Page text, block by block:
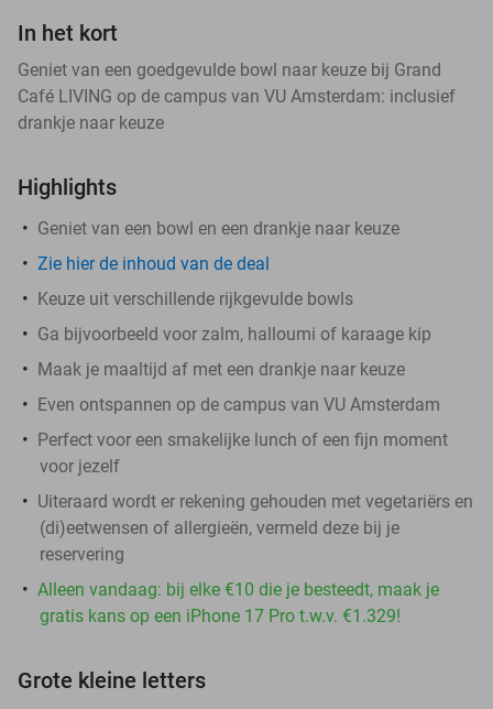
In het kort
Geniet van een goedgevulde bowl naar keuze bij Grand
Café LIVING op de campus van VU Amsterdam: inclusief
drankje naar keuze
Highlights
Geniet van een bowl en een drankje naar keuze
Zie hier de inhoud van de deal
Keuze uit verschillende rijkgevulde bowls
Ga bijvoorbeeld voor zalm, halloumi of karaage kip
Maak je maaltijd af met een drankje naar keuze
Even ontspannen op de campus van VU Amsterdam
Perfect voor een smakelijke lunch of een fijn moment
voor jezelf
Uiteraard wordt er rekening gehouden met vegetariërs en
(di)eetwensen of allergieën, vermeld deze bij je
reservering
Alleen vandaag: bij elke €10 die je besteedt, maak je
gratis kans op een iPhone 17 Pro t.w.v. €1.329!
Grote kleine letters